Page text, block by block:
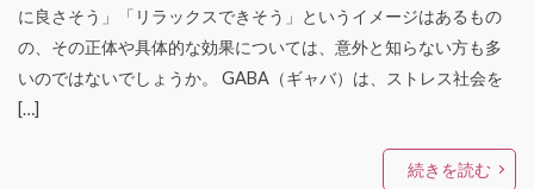
に良さそう」「リラックスできそう」というイメージはあるもの
の、その正体や具体的な効果については、意外と知らない方も多
いのではないでしょうか。 GABA（ギャバ）は、ストレス社会を
[…]
続きを読む